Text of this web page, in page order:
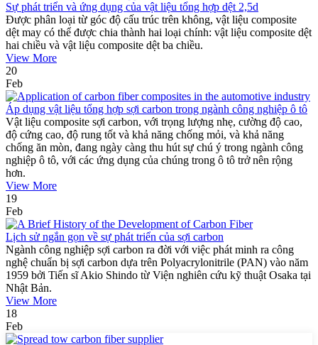
Sự phát triển và ứng dụng của vật liệu tổng hợp dệt 2,5d
Được phân loại từ góc độ cấu trúc trên không, vật liệu composite
dệt may có thể được chia thành hai loại chính: vật liệu composite dệt
hai chiều và vật liệu composite dệt ba chiều.
View More
20
Feb
Áp dụng vật liệu tổng hợp sợi carbon trong ngành công nghiệp ô tô
Vật liệu composite sợi carbon, với trọng lượng nhẹ, cường độ cao,
độ cứng cao, độ rung tốt và khả năng chống mỏi, và khả năng
chống ăn mòn, đang ngày càng thu hút sự chú ý trong ngành công
nghiệp ô tô, với các ứng dụng của chúng trong ô tô trở nên rộng
hơn.
View More
19
Feb
Lịch sử ngắn gọn về sự phát triển của sợi carbon
Ngành công nghiệp sợi carbon ra đời với việc phát minh ra công
nghệ chuẩn bị sợi carbon dựa trên Polyacrylonitrile (PAN) vào năm
1959 bởi Tiến sĩ Akio Shindo từ Viện nghiên cứu kỹ thuật Osaka tại
Nhật Bản.
View More
18
Feb